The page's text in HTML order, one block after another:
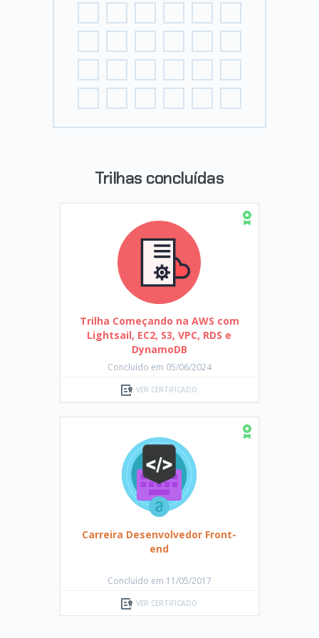
Trilhas concluídas
Trilha Começando na AWS com
Lightsail, EC2, S3, VPC, RDS e
DynamoDB
Concluído em 05/06/2024
VER CERTIFICADO
Carreira Desenvolvedor Front-
end
Concluído em 11/05/2017
VER CERTIFICADO